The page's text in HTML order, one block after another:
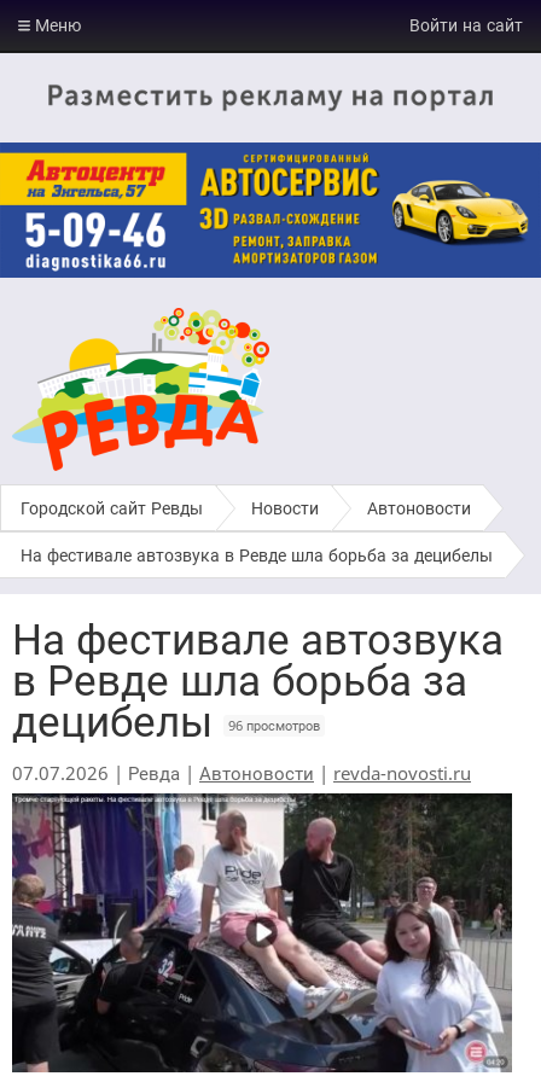
Городской сайт Ревды › Новости › Автоновости
На фестивале автозвука в Ревде шла борьба за децибелы
На фестивале автозвука
в Ревде шла борьба за
децибелы 96 просмотров
07.07.2026 | Ревда | Автоновости | revda-novosti.ru
Войти на сайт
Меню